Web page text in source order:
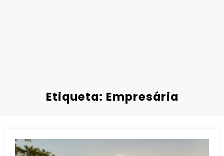
Etiqueta: Empresária